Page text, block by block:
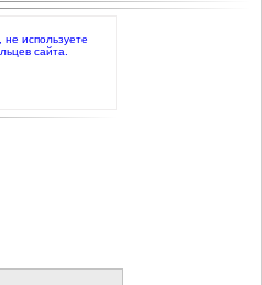
используете
сайта.